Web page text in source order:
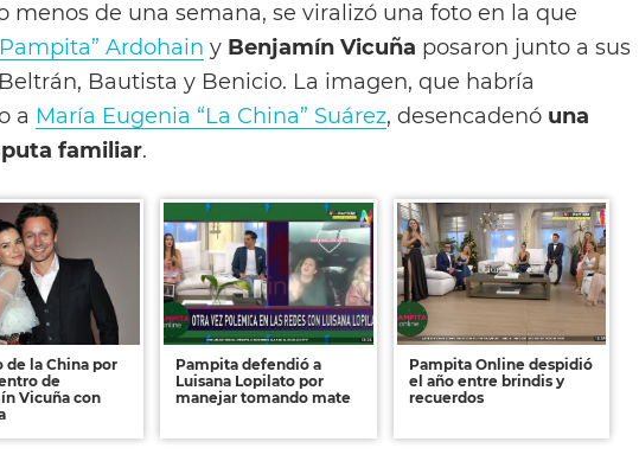
menos de una semana, se viralizó una foto en la que
Ardohain y Benjamín Vicuña posaron junto a sus
Bautista y Benicio. La imagen, que habría
a María Eugenia “La China” Suárez, desencadenó una
familiar.
de la China por
de
Vicuña con
Pampita defendió a
Luisana Lopilato por
manejar tomando mate
Pampita Online despidió
el año entre brindis y
recuerdos